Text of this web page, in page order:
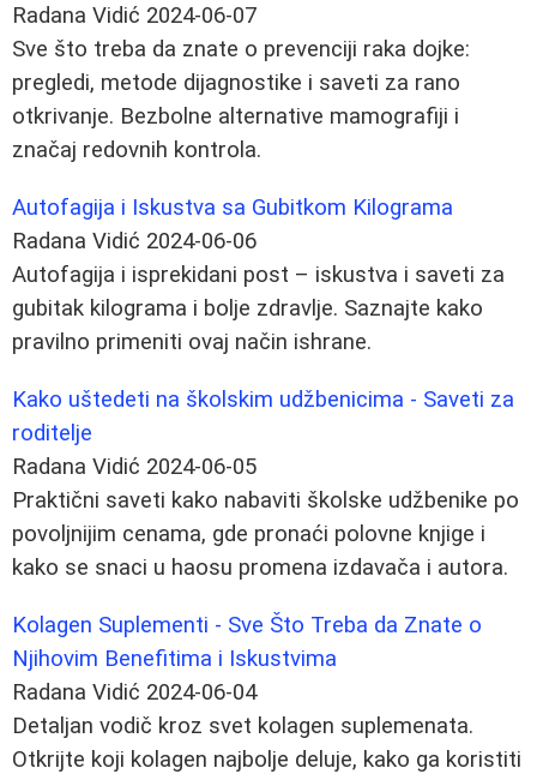
Radana Vidić 2024-06-07
Sve što treba da znate o prevenciji raka dojke:
pregledi, metode dijagnostike i saveti za rano
otkrivanje. Bezbolne alternative mamografiji i
značaj redovnih kontrola.
Autofagija i Iskustva sa Gubitkom Kilograma
Radana Vidić 2024-06-06
Autofagija i isprekidani post – iskustva i saveti za
gubitak kilograma i bolje zdravlje. Saznajte kako
pravilno primeniti ovaj način ishrane.
Kako uštedeti na školskim udžbenicima - Saveti za
roditelje
Radana Vidić 2024-06-05
Praktični saveti kako nabaviti školske udžbenike po
povoljnijim cenama, gde pronaći polovne knjige i
kako se snaci u haosu promena izdavača i autora.
Kolagen Suplementi - Sve Što Treba da Znate o
Njihovim Benefitima i Iskustvima
Radana Vidić 2024-06-04
Detaljan vodič kroz svet kolagen suplemenata.
Otkrijte koji kolagen najbolje deluje, kako ga koristiti